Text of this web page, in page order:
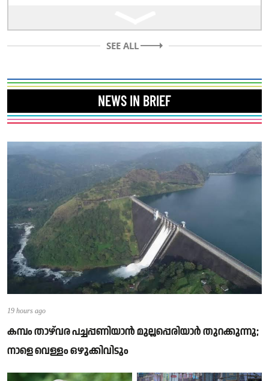
ശബരിമല സീസൺ ആയതോടെ വിശന്ന് വലഞ്ഞ്
വരുന്നവരെ ഊറ്റിപ്പിഴയാൻ ഹോട്ടലുകൾ
ട്രംപ് 2.0!! ലോകം കിടുങ്ങിയ പ്രസംഗം ;കമലഹാരിസ്
വരെ കേട്ടിരുന്നു
SEE ALL
NEWS IN BRIEF
19 hours ago
കമ്പം താഴ്‌വര പച്ചപ്പണിയാൻ മുല്ലപ്പെരിയാർ തുറക്കുന്നു;
നാളെ വെള്ളം ഒഴുക്കിവിടും